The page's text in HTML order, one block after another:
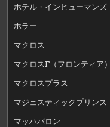
ホテル・インヒューマンズ
ホラー
マクロス
マクロスF（フロンティア）
マクロスプラス
マジェスティックプリンス
マッハバロン